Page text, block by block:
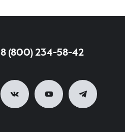
8 (800) 234-58-42